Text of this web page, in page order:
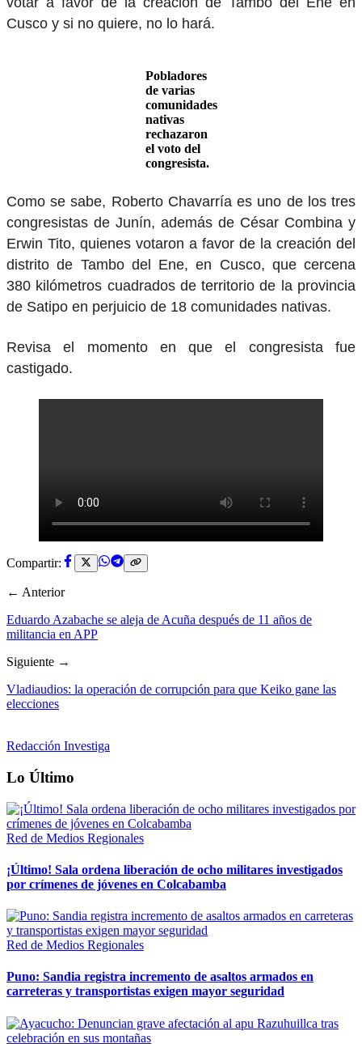
Cusco y si no quiere, no lo hará.
Pobladores
de varias
comunidades
nativas
rechazaron
el voto del
congresista.
Como se sabe, Roberto Chavarría es uno de los tres
congresistas de Junín, además de César Combina y
Erwin Tito, quienes votaron a favor de la creación del
distrito de Tambo del Ene, en Cusco, que cercena
380 kilómetros cuadrados de territorio de la provincia
de Satipo en perjuicio de 18 comunidades nativas.
Revisa el momento en que el congresista fue
castigado.
Compartir:
← Anterior
Eduardo Azabache se aleja de Acuña después de 11 años de
militancia en APP
Siguiente →
Vladiaudios: la operación de corrupción para que Keiko gane las
elecciones
Redacción Investiga
Lo Último
Red de Medios Regionales
¡Último! Sala ordena liberación de ocho militares investigados
por crímenes de jóvenes en Colcabamba
Red de Medios Regionales
Puno: Sandia registra incremento de asaltos armados en
carreteras y transportistas exigen mayor seguridad